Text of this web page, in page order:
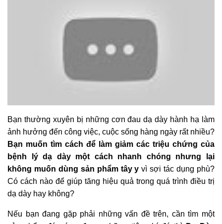
Bạn thường xuyên bị những cơn đau dạ dày hành hạ làm
ảnh hưởng đến công việc, cuộc sống hàng ngày rất nhiều?
Bạn muốn tìm cách để làm giảm các triệu chứng của
bệnh lý dạ dày một cách nhanh chóng nhưng lại
không muốn dùng sản phẩm tây y vì sợi tác dụng phù?
Có cách nào để giúp tăng hiệu quả trong quá trình điều trị
dạ dày hay không?
Nếu bạn đang gặp phải những vấn đề trên, cần tìm một